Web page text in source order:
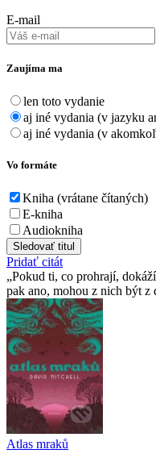
E-mail
Zaujíma ma
len toto vydanie
aj iné vydania (v jazyku
aj iné vydania (v
Vo formáte
Kniha (vrátane čítaných)
E-kniha
Audiokniha
Sledovať titul
Pridať citát
Pokud ti, co prohrají,
pak ano, mohou z nich být z
Atlas mraků